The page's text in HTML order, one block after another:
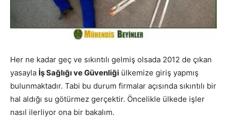
Her ne kadar geç ve sıkıntılı gelmiş olsada 2012 de çıkan
yasayla İş Sağlığı ve Güvenliği ülkemize giriş yapmış
bulunmaktadır. Tabi bu durum firmalar açısında sıkıntılı bir
hal aldığı su götürmez gerçektir. Öncelikle ülkede işler
nasıl ilerliyor ona bir bakalım.